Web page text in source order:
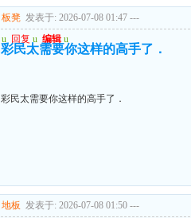
板凳 发表于: 2026-07-08 01:47 ---
u 回复 u 编辑 u
彩民太需要你这样的高手了．
彩民太需要你这样的高手了．
地板 发表于: 2026-07-08 01:50 ---